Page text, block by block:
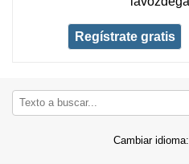
Regístrate gratis
Cambiar idioma: